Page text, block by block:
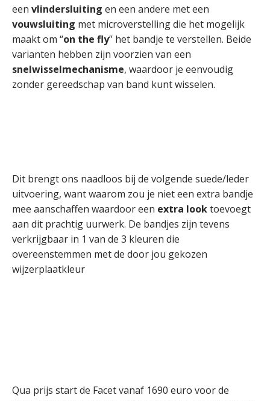
een vlindersluiting en een andere met een
vouwsluiting met microverstelling die het mogelijk
maakt om “on the fly” het bandje te verstellen. Beide
varianten hebben zijn voorzien van een
snelwisselmechanisme, waardoor je eenvoudig
zonder gereedschap van band kunt wisselen.
Dit brengt ons naadloos bij de volgende suede/leder
uitvoering, want waarom zou je niet een extra bandje
mee aanschaffen waardoor een extra looktoevoegt
aan dit prachtig uurwerk. De bandjes zijn tevens
verkrijgbaar in 1 van de 3 kleuren die
overeenstemmen met de door jou gekozen
wijzerplaatkleur
Qua prijs start de Facet vanaf 1690 euro voor de